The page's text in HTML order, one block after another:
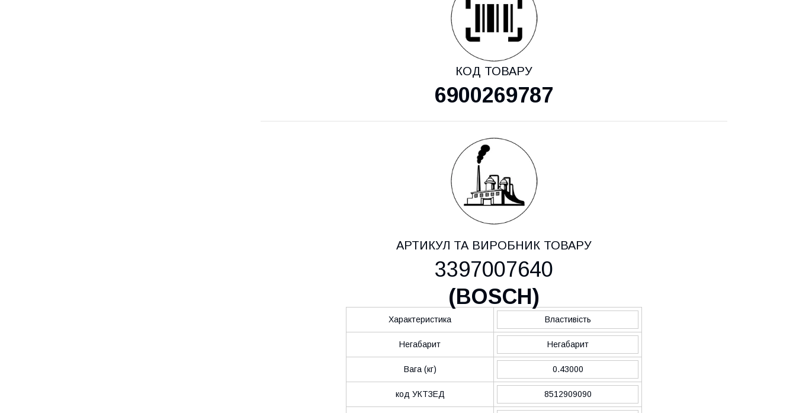
КОД ТОВАРУ
6900269787
АРТИКУЛ ТА ВИРОБНИК ТОВАРУ
3397007640
(BOSCH)
Характеристика Властивість
Негабарит Негабарит
Вага (кг) 0.43000
код УКТЗЕД 8512909090